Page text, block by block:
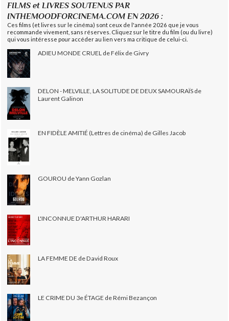
FILMS et LIVRES SOUTENUS PAR
INTHEMOODFORCINEMA.COM EN 2026 :
Ces films (et livres sur le cinéma) sont ceux de l'année 2026 que je vous
recommande vivement, sans réserves. Cliquez sur le titre du film (ou du livre)
qui vous intéresse pour accéder au lien vers ma critique de celui-ci.
ADIEU MONDE CRUEL de Félix de Givry
DELON - MELVILLE, LA SOLITUDE DE DEUX SAMOURAÏS de
Laurent Galinon
EN FIDÈLE AMITIÉ (Lettres de cinéma) de Gilles Jacob
GOUROU de Yann Gozlan
L'INCONNUE D'ARTHUR HARARI
LA FEMME DE de David Roux
LE CRIME DU 3e ÉTAGE de Rémi Bezançon